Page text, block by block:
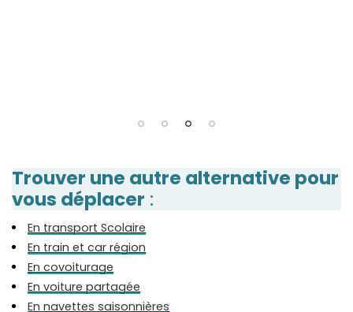
Trouver une autre alternative pour
vous déplacer :
En transport Scolaire
En train et car région
En covoiturage
En voiture partagée
En navettes saisonnières